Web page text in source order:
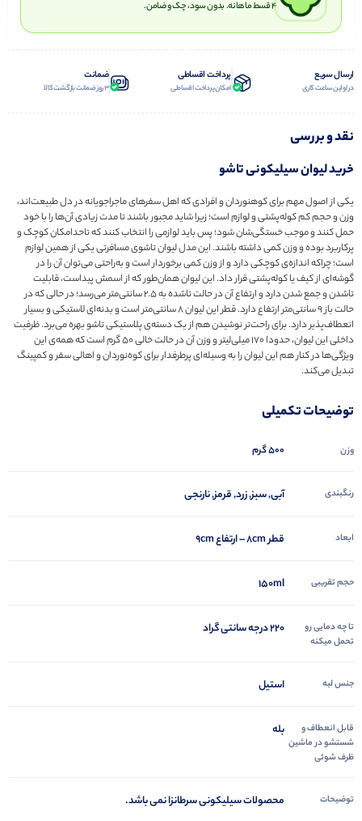
۴ قسط ماهانه. بدون سود، چک و ضامن.
ارسال سریع
در اولین ساعت کاری
پرداخت اقساطی
امکان پرداخت اقساطی
ضمانت
3 روز ضمانت بازگشت کالا
نقد و بررسی
خرید لیوان سیلیکونی تاشو
یکی از اصول مهم برای کوهنوردان و افرادی که اهل سفرهای ماجراجویانه در دل طبیعت‌اند،
وزن و حجم کم کوله‌پشتی و لوازم است؛ زیرا شاید مجبور باشند تا مدت زیادی آن‌ها را با خود
حمل کنند و موجب خستگی‌شان شود؛ پس باید لوازمی را انتخاب کنند که تاحدامکان کوچک و
پرکاربرد بوده و وزن کمی داشته باشند. این مدل لیوان تاشوی مسافرتی یکی از همین لوازم
است؛ چراکه اندازه‌ی کوچکی دارد و از وزن کمی برخوردار است و به‌راحتی می‌توان آن را در
گوشه‌ای از کیف یا کوله‌پشتی قرار داد. این لیوان همان‌طور که از اسمش پیداست، قابلیت
تاشدن و جمع شدن دارد و ارتفاع آن در حالت تاشده به 2.5 سانتی‌متر می‌رسد؛ در حالی که در
حالت باز 9 سانتی‌متر ارتفاع دارد. قطر این لیوان 8 سانتی‌متر است و بدنه‌ای لاستیکی و بسیار
انعطاف‌پذیر دارد. برای راحت‌تر نوشیدن هم از یک دسته‌ی پلاستیکی تاشو بهره می‌برد. ظرفیت
داخلی این لیوان، حدودا 170 میلی‌لیتر و وزن آن در حالت خالی 50 گرم است که همه‌ی این
ویژگی‌ها در کنار هم این لیوان را به وسیله‌ای پرطرفدار برای کوه‌نوردان و اهالی سفر و کمپینگ
تبدیل می‌کند.
توضیحات تکمیلی
وزن 500 گرم
رنگبندی آبی, سبز, زرد, قرمز, نارنجی
ابعاد قطر 8cm – ارتفاع 9cm
حجم تقریبی 150ml
تا چه دمایی رو
تحمل میکنه
220 درجه سانتی گراد
جنس لبه استیل
قابل انعطاف و
شستشو در ماشین
ظرف شوئی
بله
توضیحات محصولات سیلیکونی سرطانزا نمی باشد.